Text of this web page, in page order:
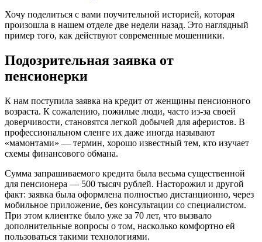
Хочу поделиться с вами поучительной историей, которая
произошла в нашем отделе две недели назад. Это наглядный
пример того, как действуют современные мошенники.
Подозрительная заявка от
пенсионерки
К нам поступила заявка на кредит от женщины пенсионного
возраста. К сожалению, пожилые люди, часто из-за своей
доверчивости, становятся легкой добычей для аферистов. В
профессиональном сленге их даже иногда называют
«мамонтами» — термин, хорошо известный тем, кто изучает
схемы финансового обмана.
Сумма запрашиваемого кредита была весьма существенной
для пенсионера — 500 тысяч рублей. Насторожил и другой
факт: заявка была оформлена полностью дистанционно, через
мобильное приложение, без консультации со специалистом.
При этом клиентке было уже за 70 лет, что вызвало
дополнительные вопросы о том, насколько комфортно ей
пользоваться такими технологиями.